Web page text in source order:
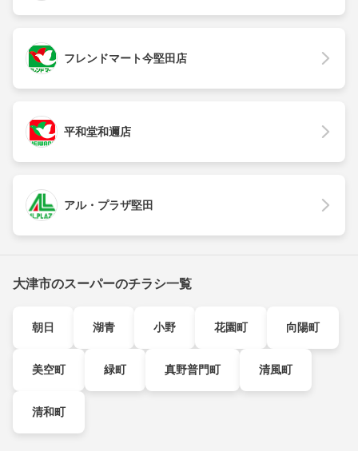
フレンドマート今堅田店
平和堂和邇店
アル・プラザ堅田
大津市のスーパーのチラシ一覧
朝日 湖青 小野 花園町 向陽町
美空町 緑町 真野普門町 清風町
清和町